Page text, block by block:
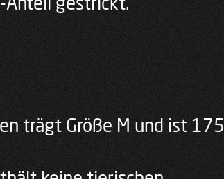
trägt Größe M und ist 175